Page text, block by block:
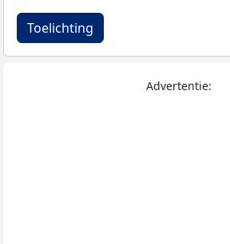
Toelichting
Advertentie: